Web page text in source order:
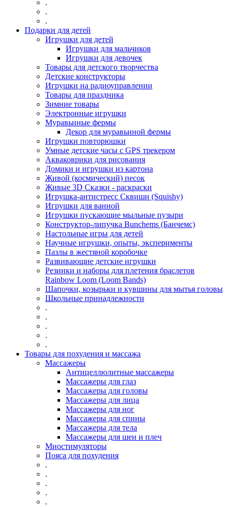
.
.
.
Подарки для детей
Игрушки для детей
Игрушки для мальчиков
Игрушки для девочек
Товары для детского творчества
Детские конструкторы
Игрушки на радиоуправлении
Товары для праздника
Зимние товары
Электронные игрушки
Муравьиные фермы
Декор для муравьиной фермы
Игрушки повторюшки
Умные детские часы с GPS трекером
Акваковрики для рисования
Домики и игрушки из картона
Живой (космический) песок
Живые 3D Сказки - раскраски
Игрушка-антистресс Сквиши (Squishy)
Игрушки для ванной
Игрушки пускающие мыльные пузыри
Конструктор-липучка Bunchems (Банчемс)
Настольные игры для детей
Научные игрушки, опыты, эксперименты
Пазлы в жестяной коробочке
Развивающие детские игрушки
Резинки и наборы для плетения браслетов
Rainbow Loom (Loom Bands)
Шапочки, козырьки и кувшины для мытья головы
Школьные принадлежности
.
.
.
.
.
Товары для похудения и массажа
Массажеры
Антицеллюлитные массажеры
Массажеры для глаз
Массажеры для головы
Массажеры для лица
Массажеры для ног
Массажеры для спины
Массажеры для тела
Массажеры для шеи и плеч
Миостимуляторы
Пояса для похудения
.
.
.
.
.